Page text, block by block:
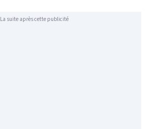
La suite après cette publicité